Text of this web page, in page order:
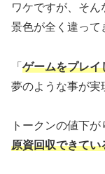
ワケですが、そ
景色が全く違って
「 ゲームをプレイ
夢のような事が実
トークンの値下
原資回収できてい